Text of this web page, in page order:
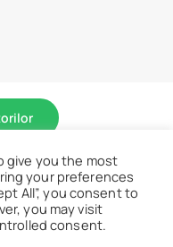
sunt rezervate.
vechi
give you the most
your preferences
All”, you consent to
you may visit
consent.